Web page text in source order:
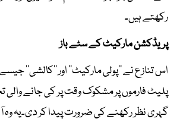
رکھتے ہیں۔
پریڈکشن مارکیٹ کے سٹے باز
اس تنازع نے ’’پولی مارکیٹ‘‘ اور ’’کالشی‘‘
پلیٹ فارموں پر مشکوک وقت پر کی جانے والی
گہری نظر رکھنے کی ضرورت پیدا کر دی۔یہ وہ